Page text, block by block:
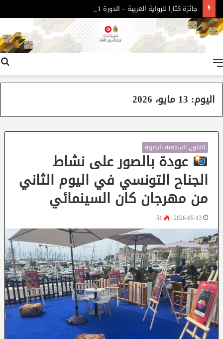
جائزة كتارا للرواية العربية – الدورة 11
اليوم: 13 مايو، 2026
الفنون السمعية البصرية
عودة بالصور على نشاط
الجناح التونسي في اليوم الثاني
من مهرجان كان السينمائي
2026-05-13
51